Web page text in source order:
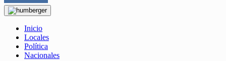
Inicio
Locales
Política
Nacionales